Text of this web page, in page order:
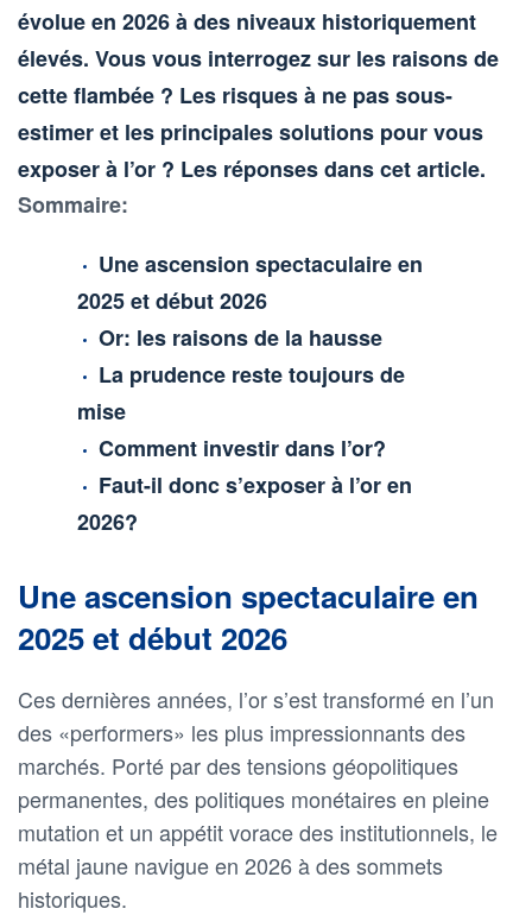
évolue en 2026 à des niveaux historiquement
élevés. Vous vous interrogez sur les raisons de
cette flambée ? Les risques à ne pas sous-
estimer et les principales solutions pour vous
exposer à l’or ? Les réponses dans cet article.
Sommaire:
Une ascension spectaculaire en
2025 et début 2026
Or: les raisons de la hausse
La prudence reste toujours de
mise
Comment investir dans l’or?
Faut-il donc s’exposer à l’or en
2026?
Une ascension spectaculaire en
2025 et début 2026
Ces dernières années, l’or s’est transformé en l’un
des «performers» les plus impressionnants des
marchés. Porté par des tensions géopolitiques
permanentes, des politiques monétaires en pleine
mutation et un appétit vorace des institutionnels, le
métal jaune navigue en 2026 à des sommets
historiques.